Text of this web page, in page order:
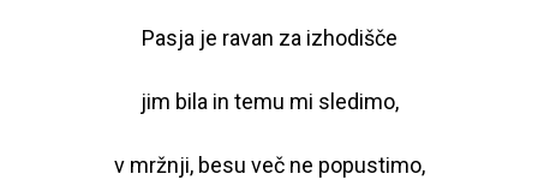
Pasja je ravan za izhodišče
jim bila in temu mi sledimo,
v mržnji, besu več ne popustimo,